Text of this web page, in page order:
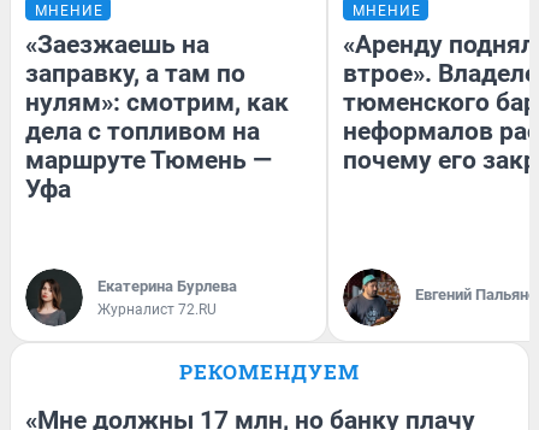
МНЕНИЕ
«Заезжаешь на
заправку, а там по
нулям»: смотрим, как
дела с топливом на
маршруте Тюмень —
Уфа
Екатерина Бурлева
Журналист 72.RU
МНЕНИЕ
«Аренду
втрое».
тюменского
неформалов
почему его
Евгений
РЕКОМЕНДУЕМ
«Мне должны 17 млн, но банку плачу